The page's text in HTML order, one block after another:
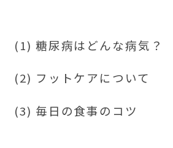
(1) 糖尿病はどんな病気？
(2) フットケアについて
(3) 毎日の食事のコツ